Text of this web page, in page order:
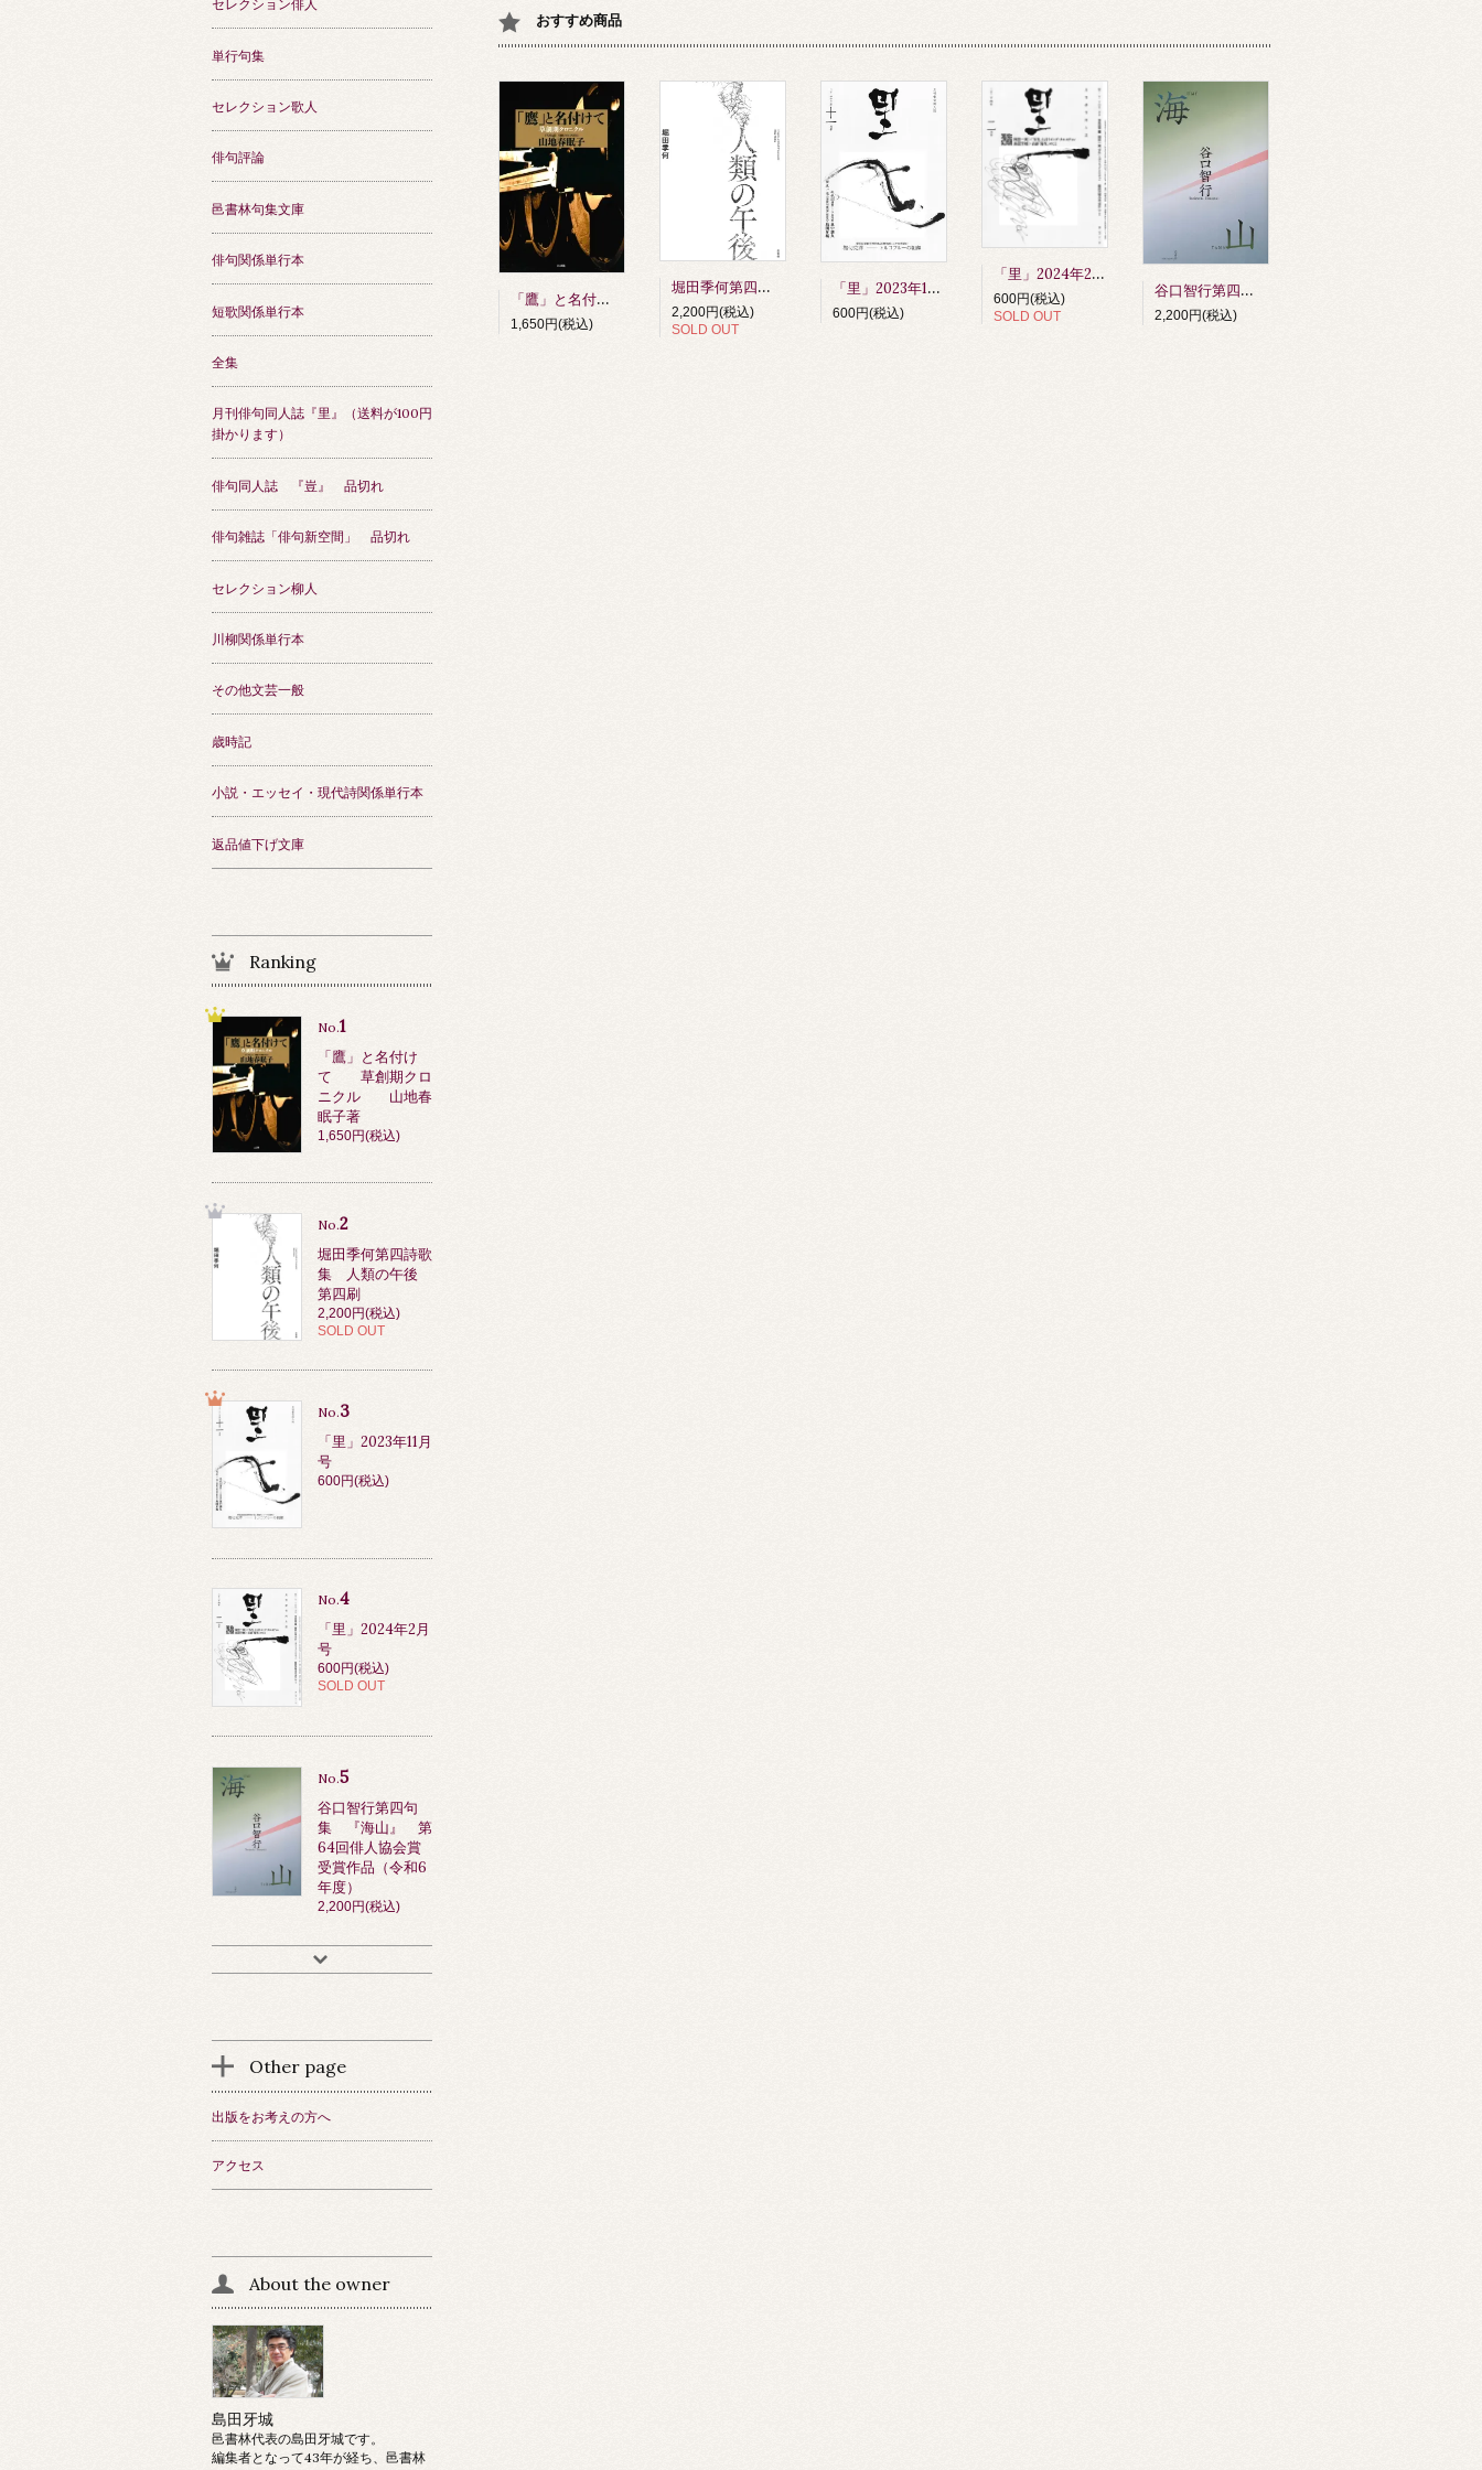
おすすめ商品
「鷹」と名付けて 草創期クロニクル 山地春眠子著
1,650円(税込)
堀田季何第四詩歌集 人類の午後 第四刷
2,200円(税込)
SOLD OUT
「里」2023年11月号
600円(税込)
「里」2024年2月号
600円(税込)
SOLD OUT
谷口智行第四句集 『海山』 第64回俳人協会賞受賞作品（令和6年度）
2,200円(税込)
セレクション俳人
単行句集
セレクション歌人
俳句評論
邑書林句集文庫
俳句関係単行本
短歌関係単行本
全集
月刊俳句同人誌『里』（送料が100円
掛かります）
俳句同人誌 『豈』 品切れ
俳句雑誌「俳句新空間」 品切れ
セレクション柳人
川柳関係単行本
その他文芸一般
歳時記
小説・エッセイ・現代詩関係単行本
返品値下げ文庫
Ranking
No.1
「鷹」と名付け
て 草創期クロ
ニクル 山地春
眠子著
1,650円(税込)
No.2
堀田季何第四詩歌
集 人類の午後
第四刷
2,200円(税込)
SOLD OUT
No.3
「里」2023年11月
号
600円(税込)
No.4
「里」2024年2月
号
600円(税込)
SOLD OUT
No.5
谷口智行第四句
集 『海山』 第
64回俳人協会賞
受賞作品（令和6
年度）
2,200円(税込)
Other page
出版をお考えの方へ
アクセス
About the owner
島田牙城
邑書林代表の島田牙城です。
編集者となって43年が経ち、邑書林